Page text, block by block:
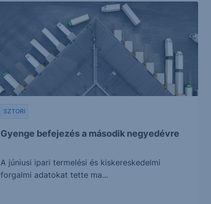
Gyenge befejezés a második negyedévre
SZTORI
A júniusi ipari termelési és kiskereskedelmi
forgalmi adatokat tette ma...